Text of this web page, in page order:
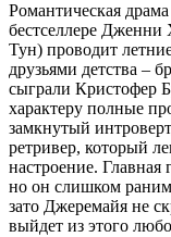
Романтическая
бестселлере
Тун) проводит
друзьями детства –
сыграли Кристофер
характеру полные
замкнутый
ретривер, который
настроение. Главная
но он слишком раним
зато Джеремайя не
выйдет из этого